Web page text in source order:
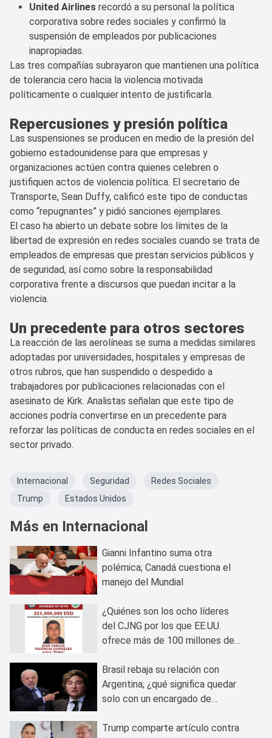
United Airlines recordó a su personal la política
corporativa sobre redes sociales y confirmó la
suspensión de empleados por publicaciones
inapropiadas.
Las tres compañías subrayaron que mantienen una política
de tolerancia cero hacia la violencia motivada
políticamente o cualquier intento de justificarla.
Repercusiones y presión política
Las suspensiones se producen en medio de la presión del
gobierno estadounidense para que empresas y
organizaciones actúen contra quienes celebren o
justifiquen actos de violencia política. El secretario de
Transporte, Sean Duffy, calificó este tipo de conductas
como “repugnantes” y pidió sanciones ejemplares.
El caso ha abierto un debate sobre los límites de la
libertad de expresión en redes sociales cuando se trata de
empleados de empresas que prestan servicios públicos y
de seguridad, así como sobre la responsabilidad
corporativa frente a discursos que puedan incitar a la
violencia.
Un precedente para otros sectores
La reacción de las aerolíneas se suma a medidas similares
adoptadas por universidades, hospitales y empresas de
otros rubros, que han suspendido o despedido a
trabajadores por publicaciones relacionadas con el
asesinato de Kirk. Analistas señalan que este tipo de
acciones podría convertirse en un precedente para
reforzar las políticas de conducta en redes sociales en el
sector privado.
Internacional Seguridad
Redes Sociales
Trump
Estados Unidos
Más en Internacional
Gianni Infantino suma otra
polémica; Canadá cuestiona el
manejo del Mundial
¿Quiénes son los ocho líderes
del CJNG por los que EE.UU.
ofrece más de 100 millones de
Brasil rebaja su relación con
Argentina; ¿qué significa quedar
solo con un encargado de
Trump comparte artículo contra